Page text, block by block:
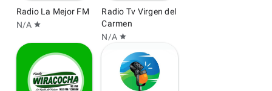
Radio La Mejor FM
N/A star
Radio Tv Virgen del
Carmen
N/A star